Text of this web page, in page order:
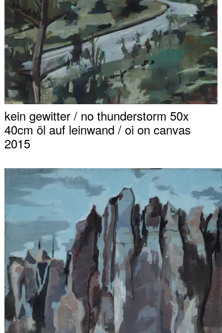
kein gewitter / no thunderstorm 50x
40cm öl auf leinwand / oi on canvas
2015